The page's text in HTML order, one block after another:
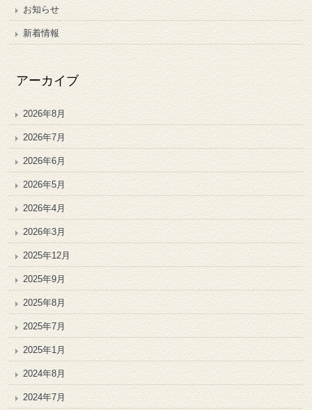
お知らせ
新着情報
アーカイブ
2026年8月
2026年7月
2026年6月
2026年5月
2026年4月
2026年3月
2025年12月
2025年9月
2025年8月
2025年7月
2025年1月
2024年8月
2024年7月